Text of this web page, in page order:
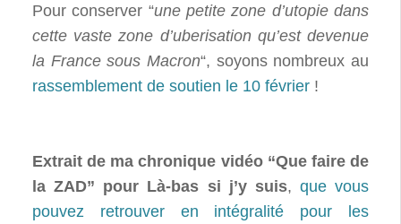
Pour conserver “une petite zone d’utopie dans
cette vaste zone d’uberisation qu’est devenue
la France sous Macron“, soyons nombreux au
rassemblement de soutien le 10 février !
Extrait de ma chronique vidéo “Que faire de
la ZAD” pour Là-bas si j’y suis, que vous
pouvez retrouver en intégralité pour les